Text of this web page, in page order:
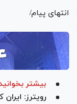
انتهای پیام/
بیشتر
رویترز: